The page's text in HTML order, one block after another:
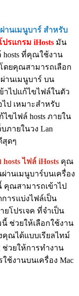
ผ่านเมนูบาร์ สำหรับ
ปรแกรม iHosts มัน
hosts ที่คุณใช้งาน
โดยคุณสามารถเลือก
านเมนูบาร์ บน
าไปแก้ไขไฟล์ในตัว
ไป เหมาะสำหรับ
ขไฟล์ hosts ภายใน
ภายในวง Lan
สุดๆ
ไฟล์ iHosts คุณ
านเมนูบาร์บนเครื่อง
คุณสามารถเข้าไป
การแบ่งไฟล์เป็น
โปรเจค ที่จำเป็น
ช่วยให้เลือกใช้งาน
คุณได้แบบเรียลไทม์
ช่วยให้การทำงาน
ช้งานบนเครื่อง Mac